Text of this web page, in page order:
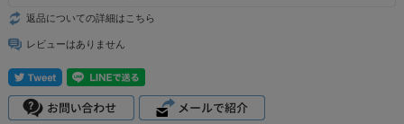
返品についての詳細はこちら
レビューはありません